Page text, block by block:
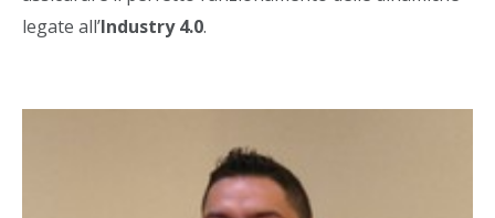
legate all’Industry 4.0.